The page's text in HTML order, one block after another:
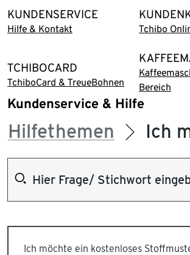
KUNDENSERVICE
Hilfe & Kontakt Tchibo
TCHIBOCARD
TchiboCard & TreueBohnen
Bereich
Kundenservice & Hilfe
Hilfethemen Ich
Ich möchte ein kostenloses